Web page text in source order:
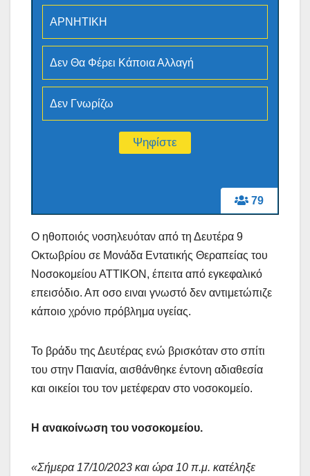
79
ΑΡΝΗΤΙΚΗ
Δεν Θα Φέρει Κάποια Αλλαγή
Δεν Γνωρίζω
Ο ηθοποιός νοσηλευόταν από τη Δευτέρα 9
Οκτωβρίου σε Μονάδα Εντατικής Θεραπείας του
Νοσοκομείου ΑΤΤΙΚΟΝ, έπειτα από εγκεφαλικό
επεισόδιο. Απ οσο ειναι γνωστό δεν αντιμετώπιζε
κάποιο χρόνιο πρόβλημα υγείας.
Το βράδυ της Δευτέρας ενώ βρισκόταν στο σπίτι
του στην Παιανία, αισθάνθηκε έντονη αδιαθεσία
και οικείοι του τον μετέφεραν στο νοσοκομείο.
Η ανακοίνωση του νοσοκομείου.
«Σήμερα 17/10/2023 και ώρα 10 π.μ. κατέληξε